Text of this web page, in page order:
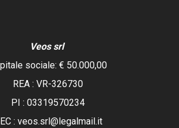
Veos srl
sociale: € 50.000,00
REA : VR-326730
PI : 03319570234
: veos.srl@legalmail.it